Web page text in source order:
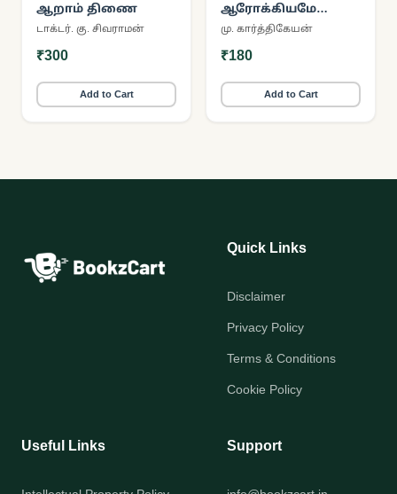
ஆறாம் திணை
டாக்டர். கு. சிவராமன்
₹300
Add to Cart
ஆரோக்கியமே
அடித்தளம்!
மு. கார்த்திகேயன்
₹180
Add to Cart
Quick Links
Disclaimer
Privacy Policy
Terms & Conditions
Cookie Policy
Useful Links Support